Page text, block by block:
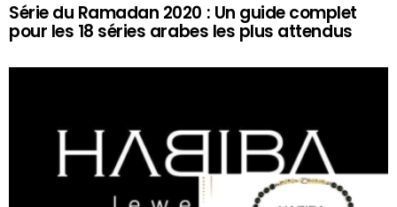
Série du Ramadan 2020 : Un guide complet
pour les 18 séries arabes les plus attendus